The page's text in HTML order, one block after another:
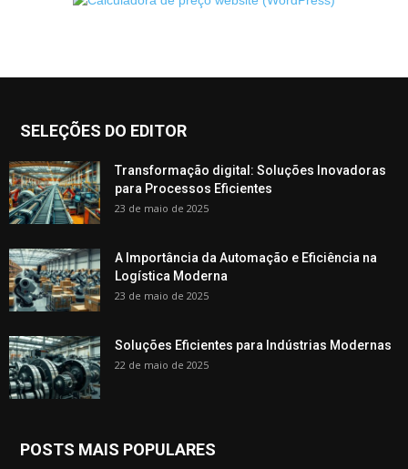
SELEÇÕES DO EDITOR
Transformação digital: Soluções Inovadoras
para Processos Eficientes
23 de maio de 2025
A Importância da Automação e Eficiência na
Logística Moderna
23 de maio de 2025
Soluções Eficientes para Indústrias Modernas
22 de maio de 2025
POSTS MAIS POPULARES